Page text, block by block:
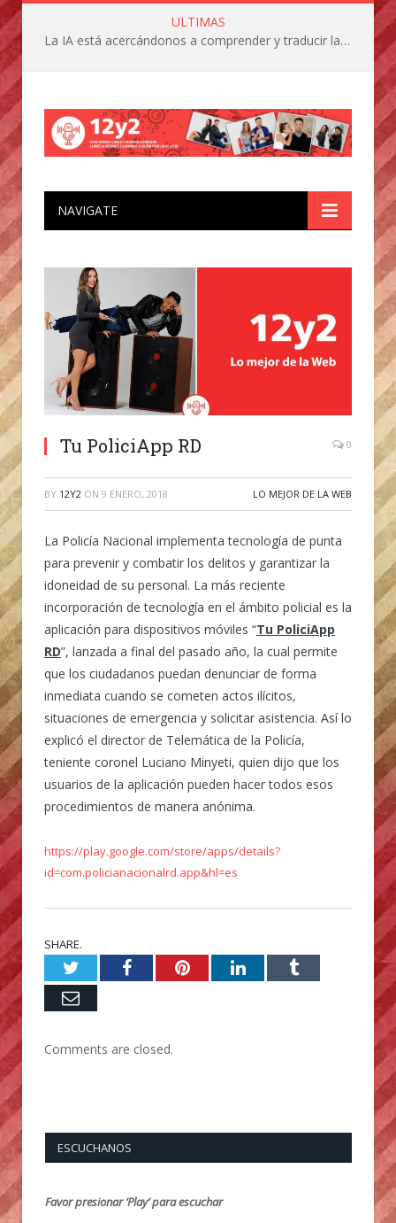
ULTIMAS
La IA está acercándonos a comprender y traducir las vocalizaciones y comportamientos de nuestras mascotas
NAVIGATE
Tu PoliciApp RD 0
BY 12Y2 ON 9 ENERO, 2018 LO MEJOR DE LA WEB
La Policía Nacional implementa tecnología de punta
para prevenir y combatir los delitos y garantizar la
idoneidad de su personal. La más reciente
incorporación de tecnología en el ámbito policial es la
aplicación para dispositivos móviles “Tu PoliciApp
RD”, lanzada a final del pasado año, la cual permite
que los ciudadanos puedan denunciar de forma
inmediata cuando se cometen actos ilícitos,
situaciones de emergencia y solicitar asistencia. Así lo
explicó el director de Telemática de la Policía,
teniente coronel Luciano Minyeti, quien dijo que los
usuarios de la aplicación pueden hacer todos esos
procedimientos de manera anónima.
https://play.google.com/store/apps/details?
id=com.policianacionalrd.app&hl=es
SHARE.
TwitterFacebookPinterestLinkedInTumblr
Email
Comments are closed.
ESCUCHANOS
Favor presionar ‘Play’ para escuchar